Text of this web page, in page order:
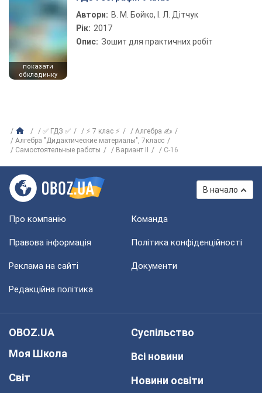
показати
обкладинку
Автори: В. М. Бойко, І. Л. Дітчук
Рік: 2017
Опис: Зошит для практичних робіт
✅ ГДЗ ✅ ⚡ 7 клас ⚡
Алгебра ✍
Алгебра "Дидактические материалы", 7класс
Самостоятельные работы
Вариант II С-16
В начало
Про компанію Команда
Правова інформація Політика конфіденційності
Реклама на сайті Документи
Редакційна політика
OBOZ.UA
Моя Школа
Світ
Суспільство
Всі новини
Новини освіти